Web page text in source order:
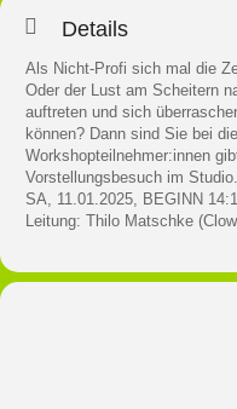
Details
Als Nicht-Profi sich mal die
Oder der Lust am Scheitern
auftreten und sich
können? Dann sind Sie bei
Workshopteilnehmer:innen
Vorstellungsbesuch im Studio.
SA, 11.01.2025, BEGINN
Leitung: Thilo Matschke